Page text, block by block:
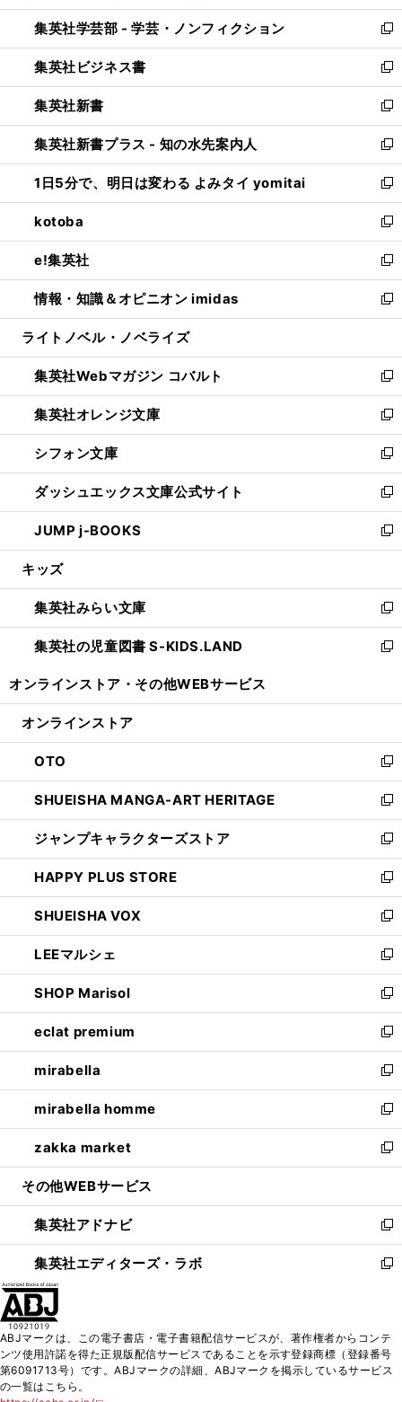
開
く
ウ
で
開
く
ン
ド
ウ
で
開
く
ウ
ィ
ン
ド
ウ
で
開
く
集英社学芸部 - 学芸・ノンフィクション
新
し
い
ウ
ィ
ン
ド
ウ
で
開
く
集英社ビジネス書
新
し
い
ウ
ィ
ン
ド
ウ
で
開
く
集英社新書
新
し
い
ウ
ィ
ン
ド
ウ
で
開
く
集英社新書プラス - 知の水先案内人
新
し
い
ウ
ィ
ン
ド
ウ
で
開
1日5分で、明日は変わる よみタイ yomitai
新
し
い
ウ
ィ
ン
ド
ウ
開
く
kotoba
新
し
い
ウ
ィ
ン
ウ
で
開
く
e!集英社
新
し
い
ウ
ン
ド
ウ
で
開
く
情報・知識＆オピニオン imidas
新
し
ウ
ィ
ン
ド
ウ
で
開
く
ライトノベル・ノベライズ
集英社Webマガジン コバルト
新
し
い
ウ
ィ
ン
ド
ウ
で
開
集英社オレンジ文庫
新
し
い
ウ
ィ
ン
ド
ウ
開
く
シフォン文庫
新
し
い
ウ
ィ
ン
ウ
で
開
く
ダッシュエックス文庫公式サイト
新
し
い
ウ
ン
ド
ウ
で
JUMP j-BOOKS
新
し
ウ
ィ
ン
ド
開
キッズ
集英社みらい文庫
新
し
い
ン
ウ
で
開
く
集英社の児童図書 S-KIDS.LAND
新
ウ
ン
ド
ウ
で
開
く
オンラインストア・ その他WEBサービス
オンラインストア
OTO
新
し
い
ウ
ィ
ン
ド
ウ
で
開
く
SHUEISHA MANGA-ART HERITAGE
新
し
い
ウ
ィ
ン
ド
ウ
で
開
く
ジャンプキャラクターズストア
新
し
い
ウ
ィ
ン
ド
ウ
で
開
く
HAPPY PLUS STORE
新
し
い
ウ
ィ
ン
ド
ウ
で
開
く
SHUEISHA VOX
新
し
い
ウ
ィ
ン
ド
ウ
で
開
く
LEEマルシェ
新
し
い
ウ
ィ
ン
ド
ウ
で
開
く
SHOP Marisol
新
し
い
ウ
ィ
ン
ド
ウ
で
開
eclat premium
新
し
い
ウ
ィ
ン
ド
ウ
開
く
mirabella
新
し
い
ウ
ィ
ン
ウ
で
開
く
mirabella homme
新
し
い
ウ
ン
ド
ウ
で
zakka market
新
し
ウ
ィ
ン
ド
く
その他WEBサービス
集英社アドナビ
新
し
い
ド
ウ
で
集英社エディターズ・ラボ
新
ィ
ン
ド
ABJマークは、この電子書店・電子書籍配信サービスが、著作権者からコンテ
ンツ使用許諾を得た正規版配信サービスであることを示す登録商標（登録番号
第6091713号）です。ABJマークの詳細、ABJマークを掲示しているサービス
の一覧はこちら。